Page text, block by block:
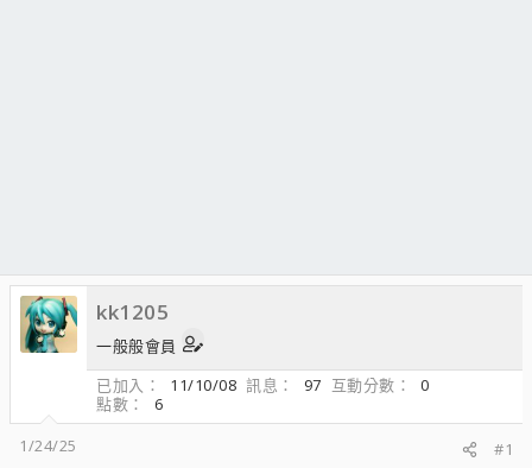
kk1205
一般般會員
已加入
11/10/08 訊息 97 互動分數
0
點數
6
1/24/25
#1